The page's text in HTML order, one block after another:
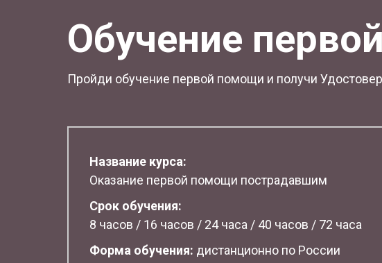
Обучение
Пройди обучение первой помощи и получи
Название курса:
Оказание первой помощи пострадавшим
Срок обучения:
8 часов / 16 часов / 24 часа / 40 часов / 72 часа
Форма обучения: дистанционно по России